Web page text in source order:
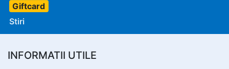
Giftcard
Stiri
INFORMATII UTILE